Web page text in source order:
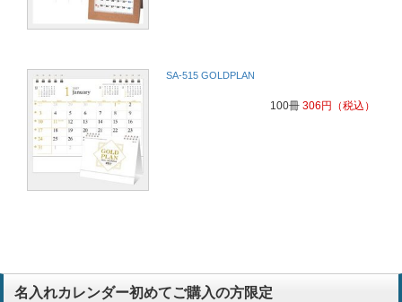
SA-515 GOLDPLAN
100冊 306 円 （税込）
名入れカレンダー初めてご購入の方限定